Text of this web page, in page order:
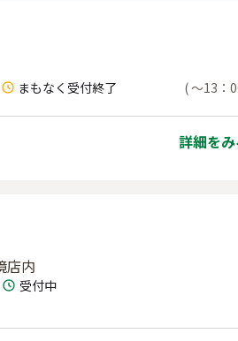
まもなく受付終了 (〜13：
詳細をみ
店内
受付中